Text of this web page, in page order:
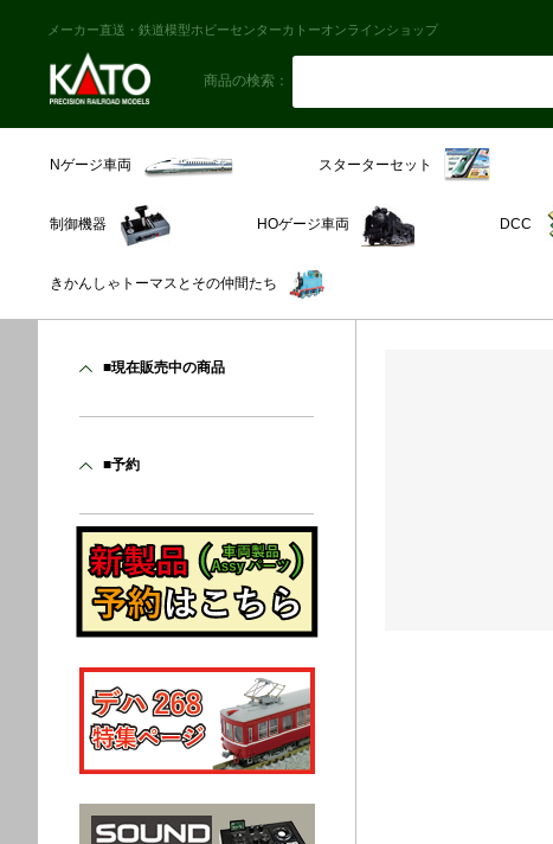
メーカー直送・鉄道模型ホビーセンターカトーオンラインショップ
商品の検索：
Nゲージ車両 スターターセット
制御機器 HOゲージ車両 DCC
きかんしゃトーマスとその仲間たち
■現在販売中の商品
■予約